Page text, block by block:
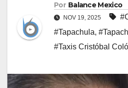
Por Balance Mexico
NOV 19, 2025
#Tapachula,
#Taxis Cristóbal